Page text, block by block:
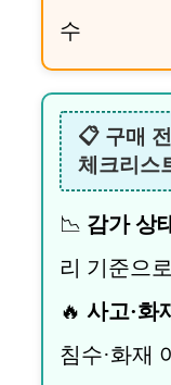
수
📋 구매
체크리스
📉 감가 상
리 기준으
🔥 사고·화
침수·화재